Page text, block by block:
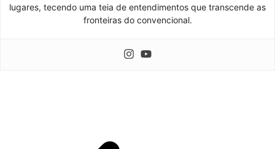
lugares, tecendo uma teia de entendimentos que transcende as
fronteiras do convencional.